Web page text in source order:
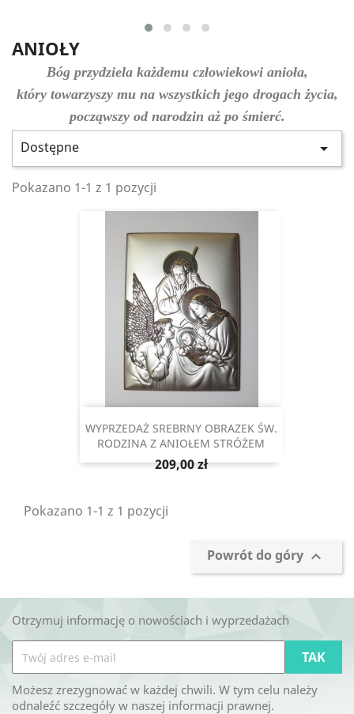
ANIOŁY
Bóg przydziela każdemu człowiekowi anioła,
który towarzyszy mu na wszystkich jego drogach życia,
począwszy od narodzin aż po śmierć.
Dostępne 
Pokazano 1-1 z 1 pozycji
WYPRZEDAŻ SREBRNY OBRAZEK ŚW.
RODZINA Z ANIOŁEM STRÓŻEM
Cena
209,00 zł
Pokazano 1-1 z 1 pozycji
Powrót do góry 
Otrzymuj informację o nowościach i wyprzedażach
Możesz zrezygnować w każdej chwili. W tym celu należy
odnaleźć szczegóły w naszej informacji prawnej.